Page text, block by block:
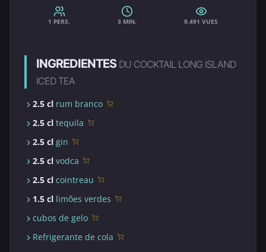
1 PERS. 3 MIN. 9,491 VUES
INGREDIENTES DU COCKTAIL LONG ISLAND
ICED TEA
2.5 cl rum branco
2.5 cl tequila
2.5 cl gin
2.5 cl vodca
2.5 cl cointreau
1.5 cl limões verdes
cubos de gelo
Refrigerante de cola